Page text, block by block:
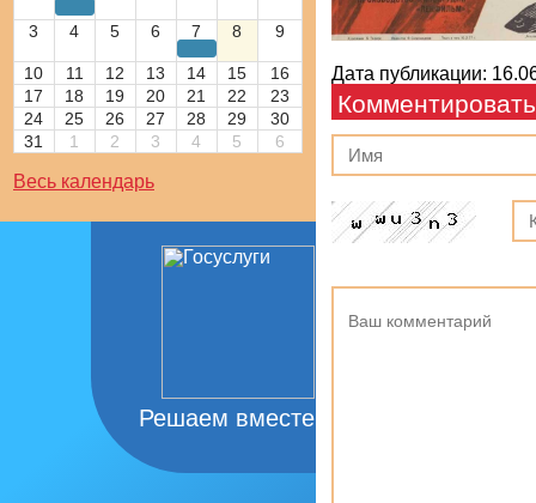
3 4 5 6 7 8 9
10 11 12 13 14 15
16
17
18 19 20 21 22
23
24
25 26 27 28 29
30
31
1 2 3 4 5 6
Весь календарь
Решаем вместе
Дата публикации:
Комментировать